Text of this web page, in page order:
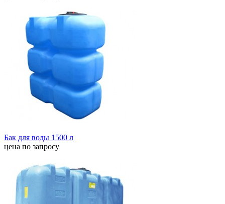
Бак для воды 1500 л
цена по запросу